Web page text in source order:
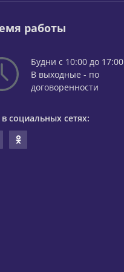
работы
Будни с 10:00 до 17:00
В выходные - по
договоренности
социальных сетях: